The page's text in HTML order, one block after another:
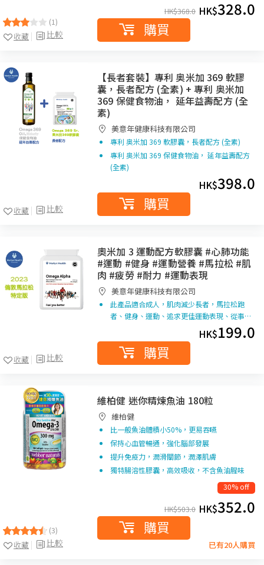
(1)
比較
收藏
HK$368.0 HK$328.0
購買
比較
收藏
【長者套裝】專利 奥米加 369 軟膠
囊，長者配方 (全素) + 專利 奥米加
369 保健食物油， 延年益壽配方 (全
素)
美意年健康科技有限公司
專利 奥米加 369 軟膠囊，長者配方 (全素)
專利 奥米加 369 保健食物油， 延年益壽配方
(全素)
HK$398.0
購買
比較
收藏
奧米加 3 運動配方軟膠囊 #心肺功能
#運動 #健身 #運動營養 #馬拉松 #肌
肉 #疲勞 #耐力 #運動表現
美意年健康科技有限公司
此產品適合成人，肌肉減少長者，馬拉松跑
者、健身、運動、追求更佳運動表現、從事…
HK$199.0
購買
(3)
比較
收藏
維柏健 迷你精煉魚油 180粒
維柏健
比一般魚油體積小50%，更易吞嚥
保持心血管暢通，強化腦部發展
提升免疫力，潤滑關節，潤澤肌膚
獨特腸溶性膠囊，高效吸收，不含魚油腥味
30% off
HK$503.0 HK$352.0
購買
已有20人購買